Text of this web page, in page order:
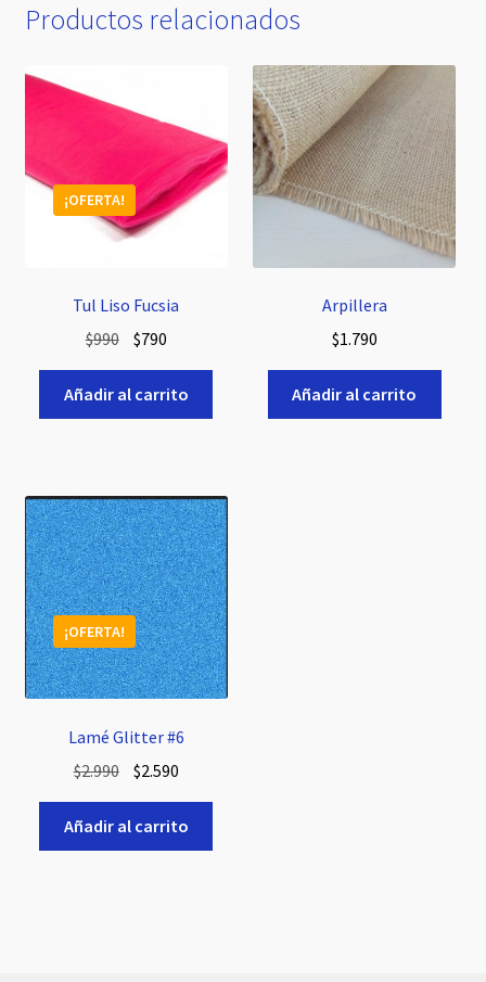
Productos relacionados
Tul Liso Fucsia
¡OFERTA!
$990 El
precio
original
era:
$790El
precio
actual
es:
Añadir al carrito
Arpillera
$1.790
Añadir al carrito
Lamé Glitter #6
¡OFERTA!
$2.990 El
original
era:
$2.590El
actual
es:
Añadir al carrito